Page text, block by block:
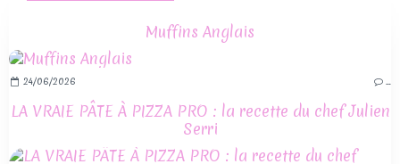
Muffins Anglais
24/06/2026 …
LA VRAIE PÂTE À PIZZA PRO : la recette du chef Julien
Serri